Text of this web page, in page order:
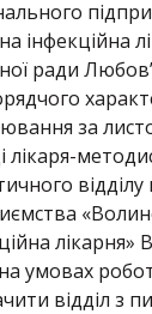
інфекційна
ради
за
лікаря-
лікарня»
умовах
відділ з